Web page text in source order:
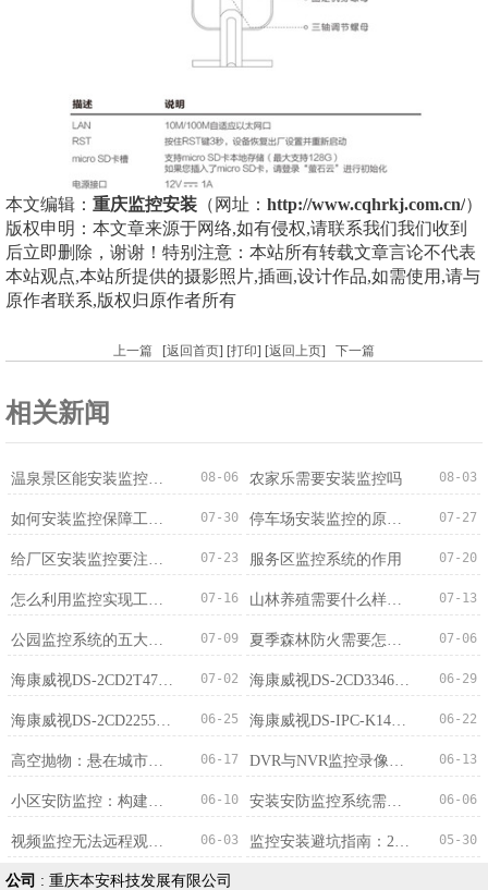
本文编辑： 重庆监控安装 （网址： http://www.cqhrkj.com.cn/）
版权申明：本文章来源于网络,如有侵权,请联系我们我们收到
后立即删除，谢谢！特别注意：本站所有转载文章言论不代表
本站观点,本站所提供的摄影照片,插画,设计作品,如需使用,请与
原作者联系,版权归原作者所有
上一篇 [返回首页] [打印] [返回上页] 下一篇
相关新闻
08-06 农家乐需要安装监控吗 08-03
07-30 07-27
07-23 服务区监控系统的作用 07-20
07-16 07-13
07-09 07-06
07-02 06-29
06-25 06-22
06-17 06-13
06-10 06-06
06-03 05-30
公司 : 重庆本安科技发展有限公司